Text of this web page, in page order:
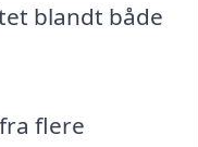
blandt både
flere